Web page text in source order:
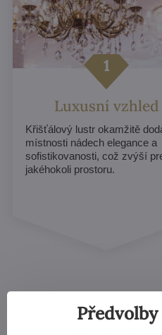
Luxusní vzhled
Křišťálový lustr okamžitě
místnosti nádech elegance a
sofistikovanosti, což zvýší
jakéhokoli prostoru.